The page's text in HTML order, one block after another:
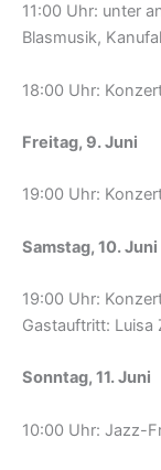
11:00 Uhr: unter
Blasmusik,
18:00 Uhr:
Freitag, 9. Juni
19:00 Uhr:
Samstag, 10. Juni
19:00 Uhr:
Gastauftritt: Luisa
Sonntag, 11. Juni
10:00 Uhr: Jazz-